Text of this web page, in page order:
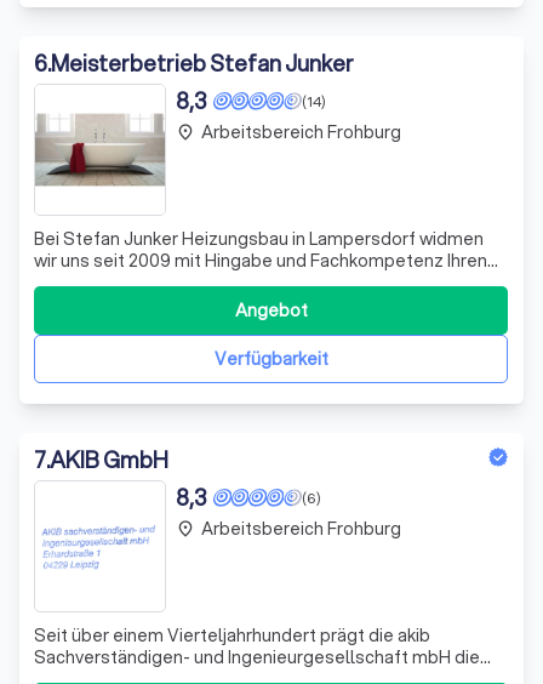
6.Meisterbetrieb Stefan Junker
(14)
8,3
Bei Stefan Junker Heizungsbau in Lampersdorf widmen
wir uns seit 2009 mit Hingabe und Fachkompetenz Ihren
individuellen Bedürfnissen in den Bereichen Heizung,
Sanitär und Solartechnik. Als Meisterbetrieb und Vaillant
Servicepartner stehen wir für Qualität und Zuverlässigkeit.
Wir bieten maßgeschneidVerfügbarkeit
Angebot
place Arbeitsbereich Frohburg
7.AKIB GmbH
(6)
8,3
Seit über einem Vierteljahrhundert prägt die akib
Sachverständigen- und Ingenieurgesellschaft mbH die
Landschaft der Bauphysik und Bauplanung in Deutschland.
place Arbeitsbereich Frohburg